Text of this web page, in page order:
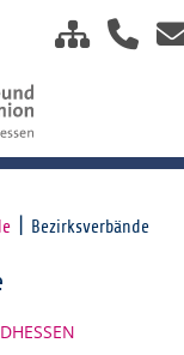
Bezirksverbände